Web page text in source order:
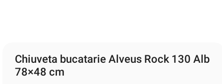
Chiuveta bucatarie Alveus Rock 130 Alb
78×48 cm